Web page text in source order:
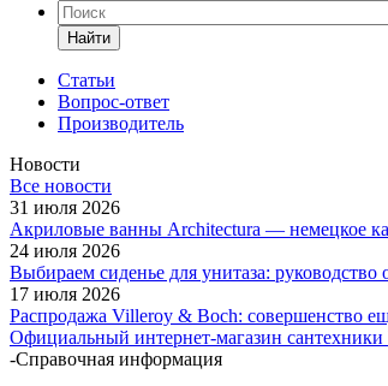
Найти
Статьи
Вопрос-ответ
Производитель
Новости
Все новости
31 июля 2026
Акриловые ванны Architectura — немецкое
24 июля 2026
Выбираем сиденье для унитаза:
17 июля 2026
Распродажа Villeroy & Boch: совершенство
Официальный интернет-магазин
-Справочная информация